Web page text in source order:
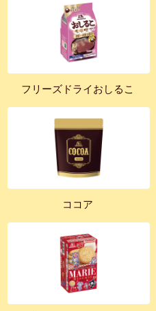
フリーズドライおしるこ
ココア